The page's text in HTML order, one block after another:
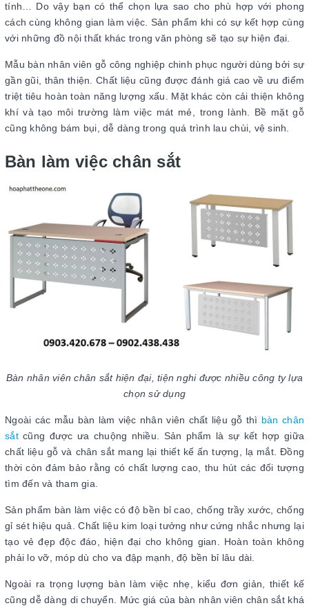
tính… Do vậy bạn có thể chọn lựa sao cho phù hợp với phong
cách cùng không gian làm việc. Sản phẩm khi có sự kết hợp cùng
với những đồ nội thất khác trong văn phòng sẽ tạo sự hiện đại.
Mẫu bàn nhân viên gỗ công nghiệp chinh phục người dùng bởi sự
gần gũi, thân thiện. Chất liệu cũng được đánh giá cao về ưu điểm
triệt tiêu hoàn toàn năng lượng xấu. Mặt khác còn cải thiện không
khí và tạo môi trường làm việc mát mẻ, trong lành. Bề mặt gỗ
cũng không bám bụi, dễ dàng trong quá trình lau chùi, vệ sinh.
Bàn làm việc chân sắt
Bàn nhân viên chân sắt hiện đại, tiện nghi được nhiều công ty lựa
chọn sử dụng
Ngoài các mẫu bàn làm việc nhân viên chất liệu gỗ thì bàn chân
sắtcũng được ưa chuộng nhiều. Sản phẩm là sự kết hợp giữa
chất liệu gỗ và chân sắt mang lại thiết kế ấn tượng, lạ mắt. Đồng
thời còn đảm bảo rằng có chất lượng cao, thu hút các đối tượng
tìm đến và tham gia.
Sản phẩm bàn làm việc có độ bền bỉ cao, chống trầy xước, chống
gỉ sét hiệu quả. Chất liệu kim loại tưởng như cứng nhắc nhưng lại
tạo vẻ đẹp độc đáo, hiện đại cho không gian. Hoàn toàn không
phải lo vỡ, móp dù cho va đập mạnh, độ bền bỉ lâu dài.
Ngoài ra trọng lượng bàn làm việc nhẹ, kiểu đơn giản, thiết kế
cũng dễ dàng di chuyển. Mức giá của bàn nhân viên chân sắt khá